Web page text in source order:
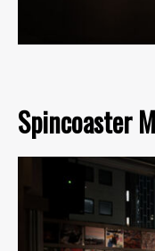
Spincoaster